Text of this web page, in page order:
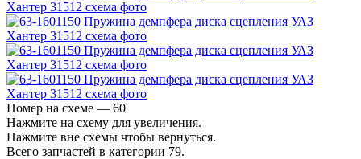
Номер на схеме — 60
Нажмите на схему для увеличения.
Нажмите вне схемы чтобы вернуться.
Всего запчастей в категории 79.